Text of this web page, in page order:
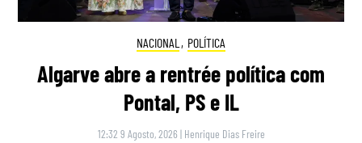
NACIONAL , POLÍTICA
Algarve abre a rentrée política com
Pontal, PS e IL
12:32 9 Agosto, 2026 | Henrique Dias Freire